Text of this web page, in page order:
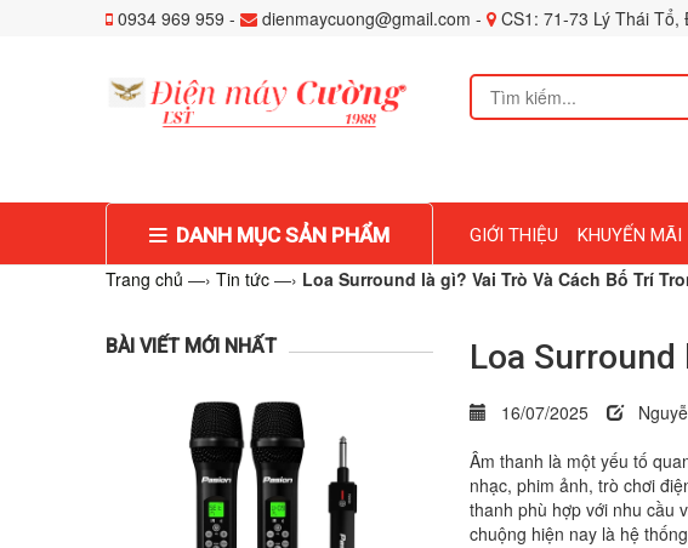
0934 969 959 - dienmaycuong@gmail.com - CS1: 71-73 Lý Thái
DANH MỤC SẢN PHẨM GIỚI THIỆU KHUYẾN MÃI
Trang chủ —› Tin tức —› Loa Surround là gì? Vai Trò Và Cách Bố Trí
BÀI VIẾT MỚI NHẤT Loa Surround
16/07/2025
Âm thanh là một yếu tố
nhạc, phim ảnh, trò chơi
thanh phù hợp với nhu cầu
chuộng hiện nay là hệ